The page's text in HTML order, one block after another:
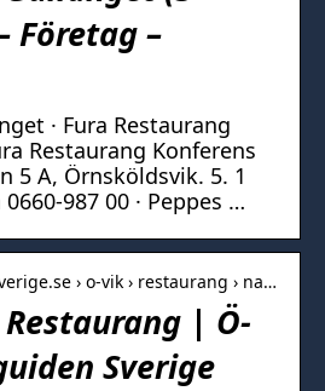
Företag –
· Fura Restaurang
Restaurang Konferens
5 A, Örnsköldsvik. 5. 1
987 00 · Peppes …
› o-vik › restaurang › na…
| Ö-
Sverige